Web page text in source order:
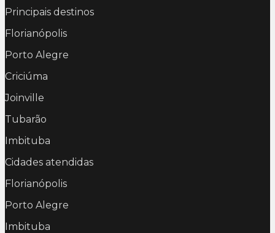
Principais destinos
Florianópolis
Porto Alegre
Criciúma
Joinville
Tubarão
Imbituba
Cidades atendidas
Florianópolis
Porto Alegre
Imbituba